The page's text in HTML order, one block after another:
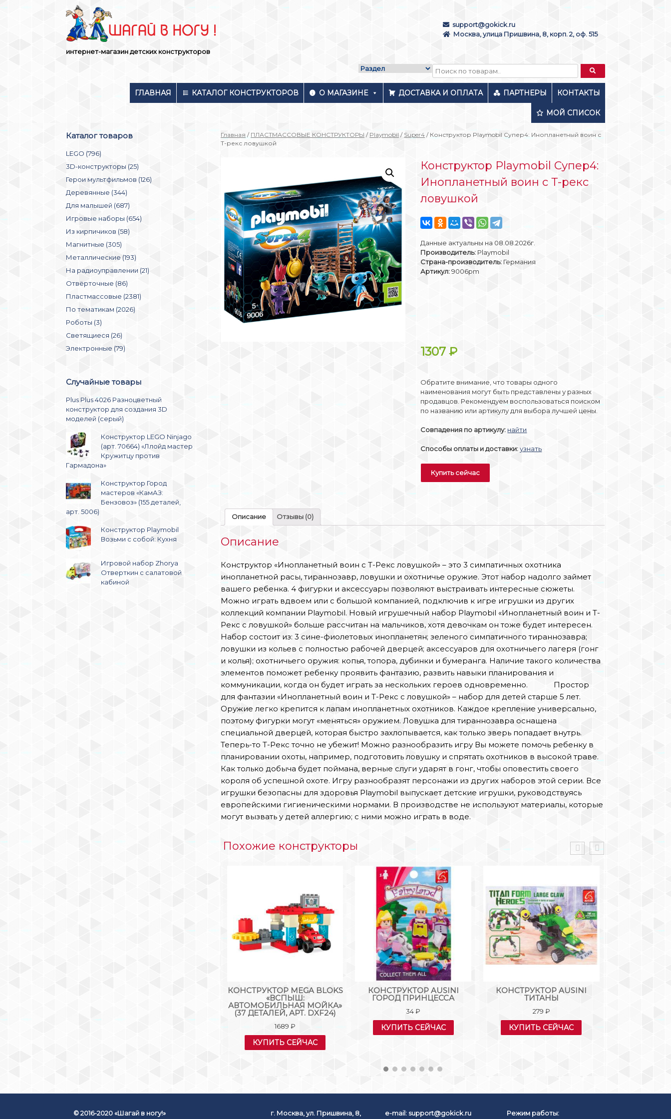
интернет-магазин детских конструкторов
support@gokick.ru
Москва, улица Пришвина, 8, корп. 2, оф. 515
ГЛАВНАЯ КАТАЛОГ КОНСТРУКТОРОВ О МАГАЗИНЕ ДОСТАВКА И ОПЛАТА ПАРТНЕРЫ КОНТАКТЫ
МОЙ СПИСОК
Главная / ПЛАСТМАССОВЫЕ КОНСТРУКТОРЫ / Playmobil / Super4 / Конструктор Playmobil Супер4: Инопланетный воин с
Т-рекс ловушкой
Конструктор Playmobil Супер4:
Инопланетный воин с Т-рекс
ловушкой
Данные актуальны на 08.08.2026г.
Производитель: Playmobil
Страна-производитель: Германия
Артикул:9006pm
1307₽
Обратите внимание, что товары одного
наименования могут быть представлены у разных
продавцов. Рекомендуем воспользоваться поиском
по названию или артикулу для выбора лучшей цены.
Совпадения по артикулу: найти
Способы оплаты и доставки: узнать
Купить сейчас
Описание Отзывы (0)
Описание
Конструктор «Инопланетный воин с Т-Рекс ловушкой» – это 3 симпатичных охотника
инопланетной расы, тираннозавр, ловушки и охотничье оружие. Этот набор надолго займет
вашего ребенка. 4 фигурки и аксессуары позволяют выстраивать интересные сюжеты.
Можно играть вдвоем или с большой компанией, подключив к игре игрушки из других
коллекций компании Playmobil. Новый игрушечный набор Playmobil «Инопланетный воин и Т-
Рекс с ловушкой» больше рассчитан на мальчиков, хотя девочкам он тоже будет интересен.
Набор состоит из: 3 сине-фиолетовых инопланетян; зеленого симпатичного тираннозавра;
ловушки из кольев с полностью рабочей дверцей; аксессуаров для охотничьего лагеря (гонг
и колья); охотничьего оружия: копья, топора, дубинки и бумеранга. Наличие такого количества
элементов поможет ребенку проявить фантазию, развить навыки планирования и
коммуникации, когда он будет играть за нескольких героев одновременно. Простор
для фантазии «Инопланетный воин и Т-Рекс с ловушкой» – набор для детей старше 5 лет.
Оружие легко крепится к лапам инопланетных охотников. Каждое крепление универсально,
поэтому фигурки могут «меняться» оружием. Ловушка для тираннозавра оснащена
специальной дверцей, которая быстро захлопывается, как только зверь попадает внутрь.
Теперь-то Т-Рекс точно не убежит! Можно разнообразить игру Вы можете помочь ребенку в
планировании охоты, например, подготовить ловушку и спрятать охотников в высокой траве.
Как только добыча будет поймана, верные слуги ударят в гонг, чтобы оповестить своего
короля об успешной охоте. Игру разнообразят персонажи из других наборов этой серии. Все
игрушки безопасны для здоровья Playmobil выпускает детские игрушки, руководствуясь
европейскими гигиеническими нормами. В производстве не используют материалы, которые
могут вызвать у детей аллергию; с ними можно играть в воде.
Похожие конструкторы
КОНСТРУКТОР MEGA BLOKS
«ВСПЫШ:
АВТОМОБИЛЬНАЯ МОЙКА»
(37 ДЕТАЛЕЙ, АРТ. DXF24)
1689₽
КУПИТЬ СЕЙЧАС
КОНСТРУКТОР AUSINI
ГОРОД ПРИНЦЕССА
34₽
КУПИТЬ СЕЙЧАС
КОНСТРУКТОР AUSINI
ТИТАНЫ
279 ₽
КУПИТЬ СЕЙЧАС
Каталог товаров
LEGO (796)
3D-конструкторы (25)
Герои мультфильмов (126)
Деревянные (344)
Для малышей (687)
Игровые наборы (654)
Из кирпичиков (58)
Магнитные (305)
Металлические (193)
На радиоуправлении (21)
Отвёрточные (86)
Пластмассовые (2381)
По тематикам (2026)
Роботы (3)
Светящиеся (26)
Электронные (79)
Случайные товары
Plus Plus 4026 Разноцветный
конструктор для создания 3D
моделей (серый)
Конструктор LEGO Ninjago
(арт. 70664) «Ллойд мастер
Кружитцу против
Гармадона»
Конструктор Город
мастеров «КамАЗ:
Бензовоз» (155 деталей,
арт. 5006)
Конструктор Playmobil
Возьми с собой: Кухня
Игровой набор Zhorya
Отверткин с салатовой
кабиной
© 2016-2020 «Шагай в ногу!»
г. Москва, ул. Пришвина, 8,
e-mail: support@gokick.ru
Режим работы: